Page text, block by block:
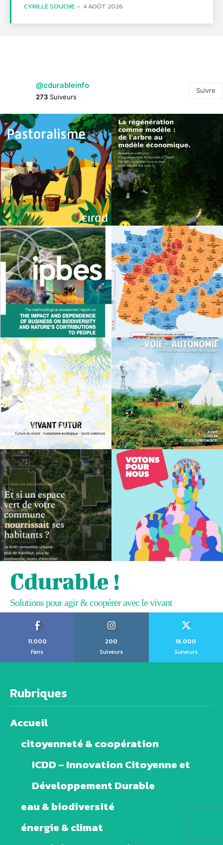
CYRILLE SOUCHE - 4 AOÛT 2026
@cdurableinfo
273 Suiveurs
Suivre
Cdurable !
Solutions pour agir & coopérer avec le vivant
11,000
Fans
200
Suiveurs
18,000
Suiveurs
Rubriques
Accueil
citoyenneté & coopération
ICDD – Innovation Citoyenne et
Développement Durable
eau & biodiversité
énergie & climat